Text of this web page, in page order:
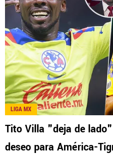
LIGA MX
Tito Villa "deja de
deseo para América-